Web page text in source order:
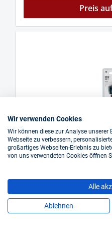
Preis
BOSCH
und PC Plus-Dorn 7/
Wir verwenden Cookies
Wir können diese zur Analyse unserer
Webseite zu verbessern,
großartiges Webseiten-Erlebnis zu
von uns verwendeten Cookies öffnen
Alle
Ablehnen